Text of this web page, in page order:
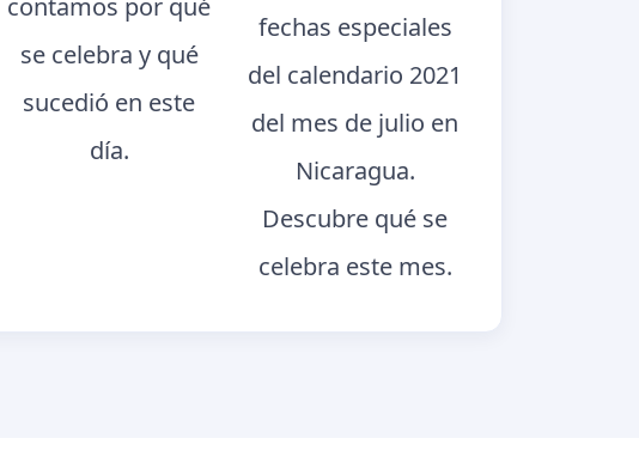
contamos por qué
se celebra y qué
sucedió en este
día.
fechas especiales
del calendario 2021
del mes de julio en
Nicaragua.
Descubre qué se
celebra este mes.